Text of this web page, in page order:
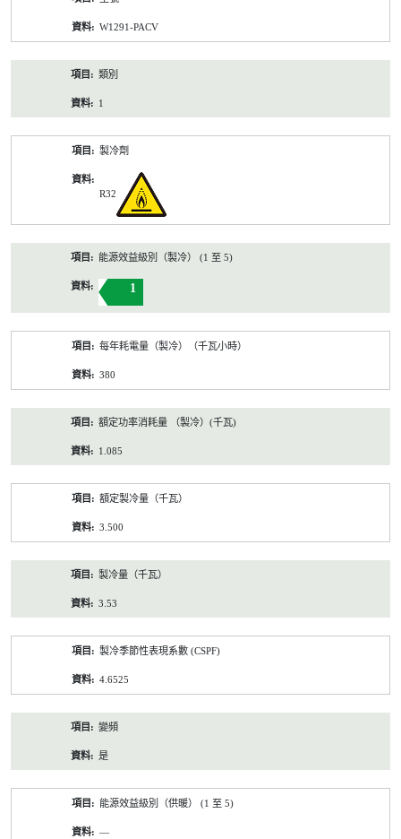
W1291-PACV
類別
1
製冷劑
R32
能源效益級別（製冷） (1 至 5)
1
每年耗電量（製冷）（千瓦小時）
380
額定功率消耗量 （製冷）(千瓦)
1.085
額定製冷量（千瓦）
3.500
製冷量（千瓦）
3.53
製冷季節性表現系數 (CSPF)
4.6525
變頻
是
能源效益級別（供暖） (1 至 5)
—